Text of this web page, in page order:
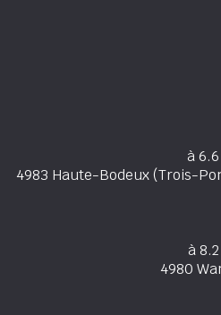
à
4983 Haute-Bodeux (Trois-
à
4980